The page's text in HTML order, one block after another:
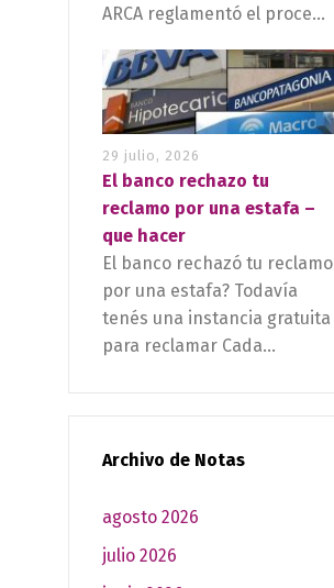
ARCA reglamentó el proce...
29 julio, 2026
El banco rechazo tu
reclamo por una estafa –
que hacer
El banco rechazó tu reclamo
por una estafa? Todavía
tenés una instancia gratuita
para reclamar Cada...
Archivo de Notas
agosto 2026
julio 2026